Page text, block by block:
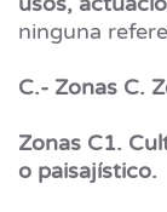
ninguna
C.- Zonas C.
Zonas C1.
o paisajístico.